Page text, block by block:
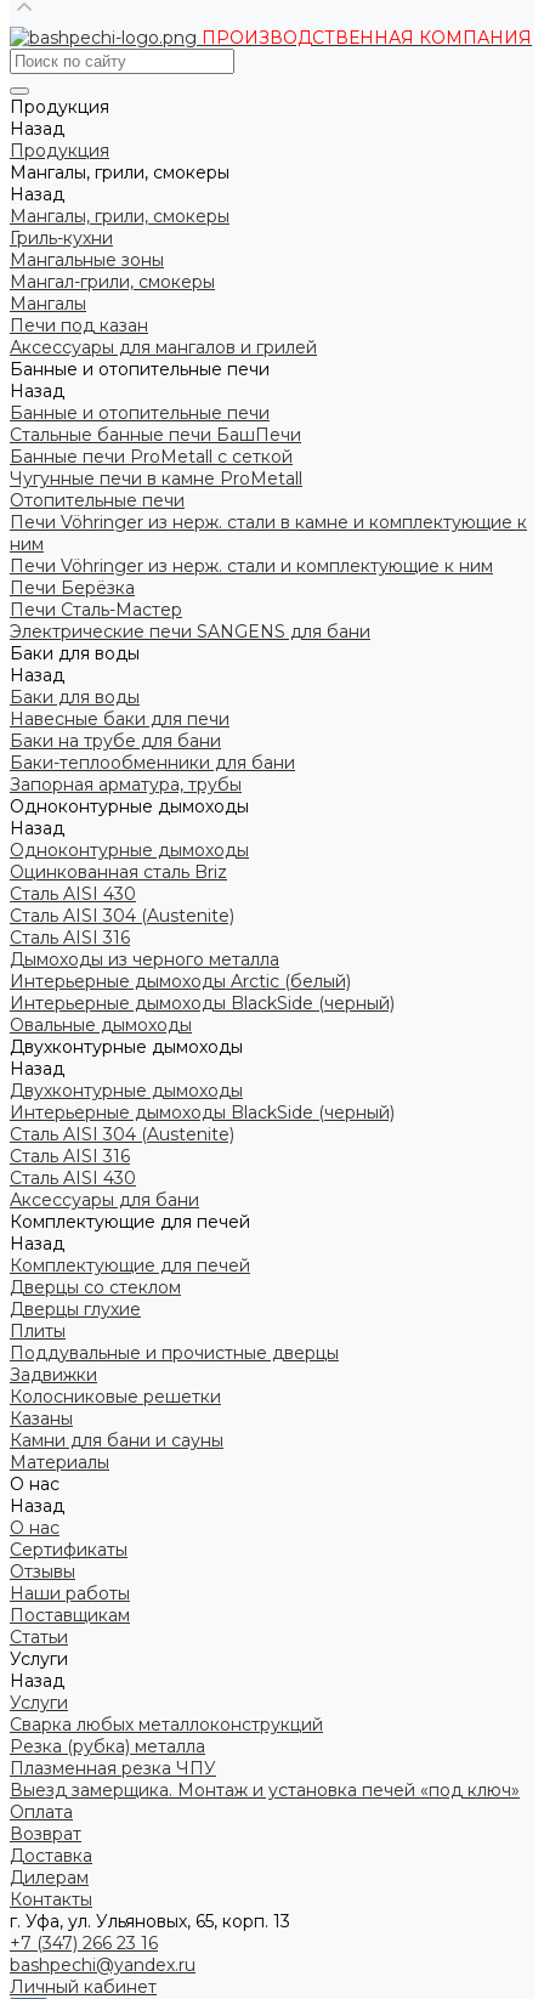
ПРОИЗВОДСТВЕННАЯ КОМПАНИЯ
Продукция
Назад
Продукция
Мангалы, грили, смокеры
Назад
Мангалы, грили, смокеры
Гриль-кухни
Мангальные зоны
Мангал-грили, смокеры
Мангалы
Печи под казан
Аксессуары для мангалов и грилей
Банные и отопительные печи
Назад
Банные и отопительные печи
Стальные банные печи БашПечи
Банные печи ProMetall с сеткой
Чугунные печи в камне ProMetall
Отопительные печи
Печи Vöhringer из нерж. стали в камне и комплектующие к
ним
Печи Vöhringer из нерж. стали и комплектующие к ним
Печи Берёзка
Печи Сталь-Мастер
Электрические печи SANGENS для бани
Баки для воды
Назад
Баки для воды
Навесные баки для печи
Баки на трубе для бани
Баки-теплообменники для бани
Запорная арматура, трубы
Одноконтурные дымоходы
Назад
Одноконтурные дымоходы
Оцинкованная сталь Briz
Сталь AISI 430
Сталь AISI 304 (Austenite)
Сталь AISI 316
Дымоходы из черного металла
Интерьерные дымоходы Arctic (белый)
Интерьерные дымоходы BlackSide (черный)
Овальные дымоходы
Двухконтурные дымоходы
Назад
Двухконтурные дымоходы
Интерьерные дымоходы BlackSide (черный)
Сталь AISI 304 (Austenite)
Сталь AISI 316
Сталь AISI 430
Аксессуары для бани
Комплектующие для печей
Назад
Комплектующие для печей
Дверцы со стеклом
Дверцы глухие
Плиты
Поддувальные и прочистные дверцы
Задвижки
Колосниковые решетки
Казаны
Камни для бани и сауны
Материалы
О нас
Назад
О нас
Сертификаты
Отзывы
Наши работы
Поставщикам
Статьи
Услуги
Назад
Услуги
Сварка любых металлоконструкций
Резка (рубка) металла
Плазменная резка ЧПУ
Выезд замерщика. Монтаж и установка печей «под ключ»
Оплата
Возврат
Доставка
Дилерам
Контакты
г. Уфа, ул. Ульяновых, 65, корп. 13
+7 (347) 266 23 16
bashpechi@yandex.ru
Личный кабинет